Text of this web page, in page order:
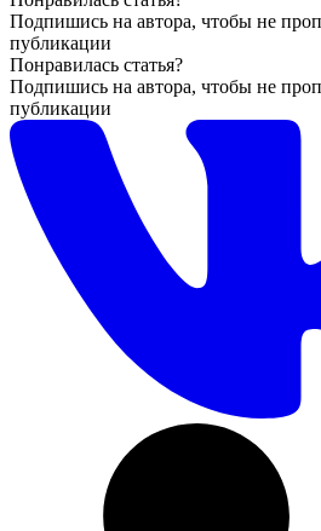
Подпишись на автора, чтобы не
публикации
Понравилась статья?
Подпишись на автора, чтобы не
публикации